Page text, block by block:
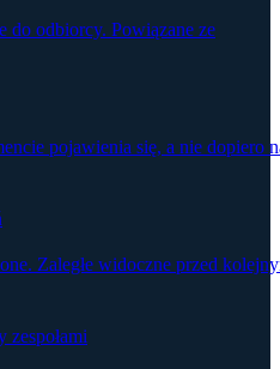
do odbiorcy. Powiązane ze
pojawienia się, a nie dopiero
Zaległe widoczne przed
zespołami